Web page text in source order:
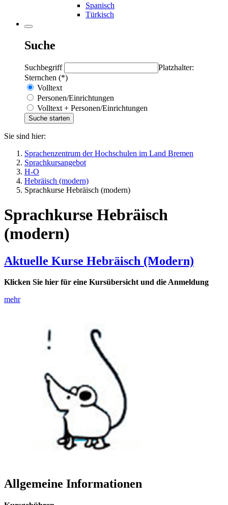
Spanisch
Türkisch
Suche
Suchbegriff
Platzhalter:
Sternchen (*)
Volltext
Personen/Einrichtungen
Volltext + Personen/Einrichtungen
Sie sind hier:
Sprachenzentrum der Hochschulen im Land Bremen
Sprachkursangebot
H-O
Hebräisch (modern)
Sprachkurse Hebräisch (modern)
Sprachkurse Hebräisch
(modern)
Aktuelle Kurse Hebräisch (Modern)
Klicken Sie hier für eine Kursübersicht und die Anmeldung
mehr
Allgemeine Informationen